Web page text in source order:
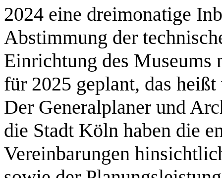
2024 eine dreimonatige
Abstimmung der
Einrichtung des Museums
für 2025 geplant, das
Der Generalplaner und
die Stadt Köln haben die
Vereinbarungen